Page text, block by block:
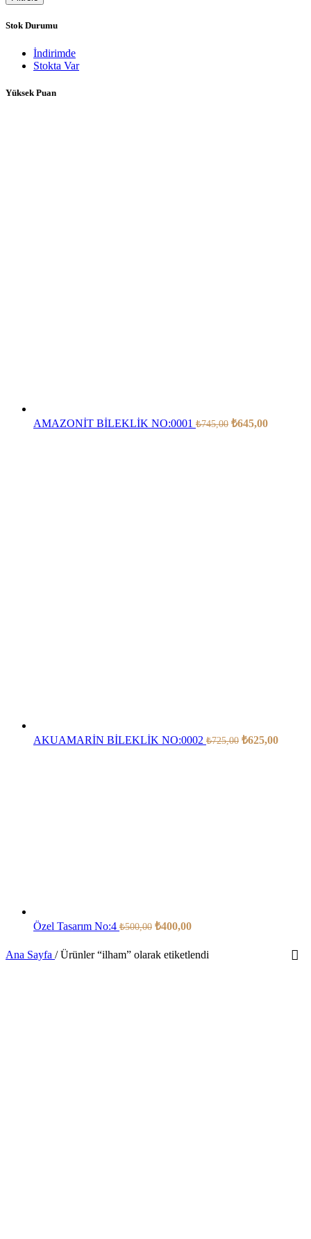
Stok Durumu
İndirimde
Stokta Var
Yüksek Puan
AMAZONİT BİLEKLİK NO:0001 ₺745,00 ₺645,00
AKUAMARİN BİLEKLİK NO:0002 ₺725,00 ₺625,00
Özel Tasarım No:4 ₺500,00 ₺400,00
Ana Sayfa / Ürünler “ilham” olarak etiketlendi